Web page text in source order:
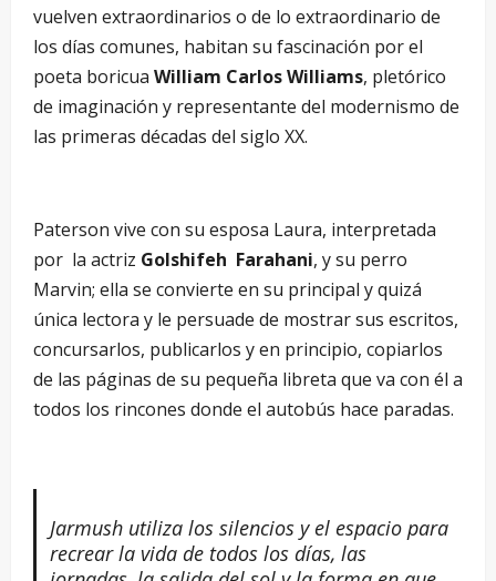
vuelven extraordinarios o de lo extraordinario de
los días comunes, habitan su fascinación por el
poeta boricua William Carlos Williams, pletórico
de imaginación y representante del modernismo de
las primeras décadas del siglo XX.
Paterson vive con su esposa Laura, interpretada
por la actriz Golshifeh Farahani, y su perro
Marvin; ella se convierte en su principal y quizá
única lectora y le persuade de mostrar sus escritos,
concursarlos, publicarlos y en principio, copiarlos
de las páginas de su pequeña libreta que va con él a
todos los rincones donde el autobús hace paradas.
Jarmush utiliza los silencios y el espacio para
recrear la vida de todos los días, las